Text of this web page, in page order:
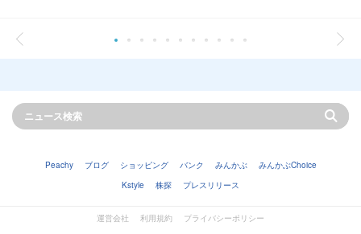
Peachy ブログ ショッピング バンク みんかぶ
みんかぶChoice
Kstyle
株探 プレスリリース
運営会社 利用規約
プライバシーポリシー